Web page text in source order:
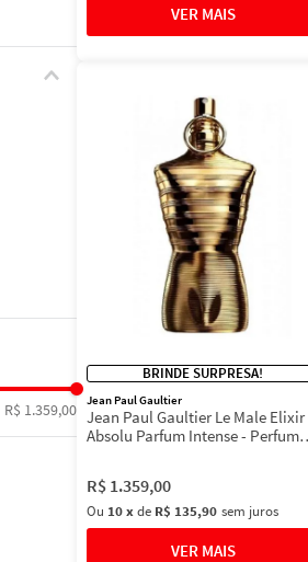
R$ 1.359,00
BRINDE SURPRESA!
Jean Paul Gaultier
Jean Paul Gaultier Le Male Elixir
Absolu Parfum Intense - Perfume
R$ 1.359,00
Ou 10xde R$ 135,90 sem juros